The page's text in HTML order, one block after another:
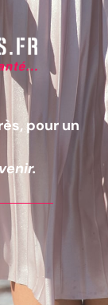
pour un